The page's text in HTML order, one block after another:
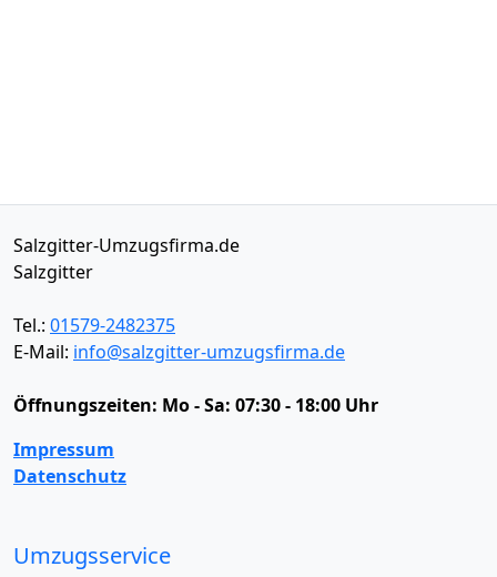
Salzgitter-Umzugsfirma.de
Salzgitter
Tel.: 01579-2482375
E-Mail: info@salzgitter-umzugsfirma.de
Öffnungszeiten: Mo - Sa: 07:30 - 18:00 Uhr
Impressum
Datenschutz
Umzugsservice